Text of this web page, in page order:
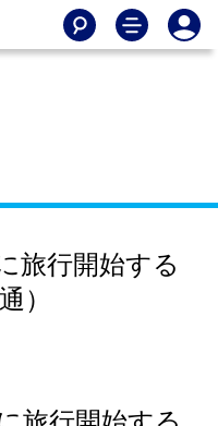
旅行開始する
）